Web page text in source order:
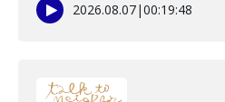
2026.08.07|00:19:48